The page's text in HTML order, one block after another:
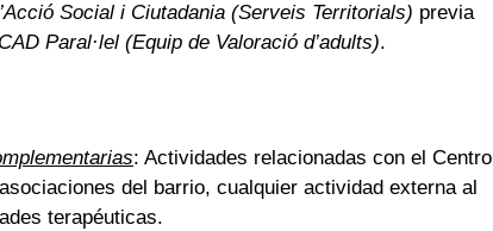
Social i Ciutadania (Serveis Territorials) previa
CAD Paral·lel (Equip de Valoració d’adults).
: Actividades relacionadas con el Centro
del barrio, cualquier actividad externa al
terapéuticas.